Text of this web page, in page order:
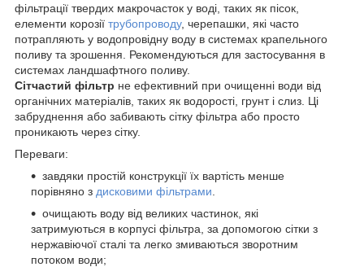
фільтрації твердих макрочасток у воді, таких як пісок,
елементи корозії трубопроводу, черепашки, які часто
потрапляють у водопровідну воду в системах крапельного
поливу та зрошення. Рекомендуються для застосування в
системах ландшафтного поливу.
Сітчастий фільтр не ефективний при очищенні води від
органічних матеріалів, таких як водорості, грунт і слиз. Ці
забруднення або забивають сітку фільтра або просто
проникають через сітку.
Переваги:
завдяки простій конструкції їх вартість менше
порівняно з дисковими фільтрами
очищають воду від великих частинок, які
затримуються в корпусі фільтра, за допомогою сітки з
нержавіючої сталі та легко змиваються зворотним
потоком води;